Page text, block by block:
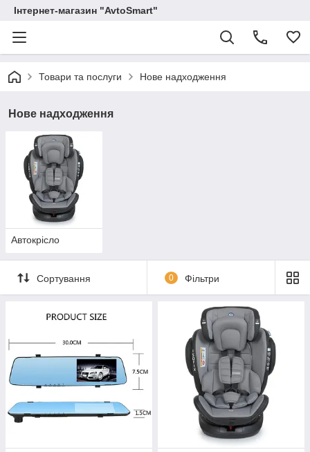
Інтернет-магазин "AvtoSmart"
Товари та послуги Нове надходження
Нове надходження
Автокрісло
Сортування 0 Фільтри